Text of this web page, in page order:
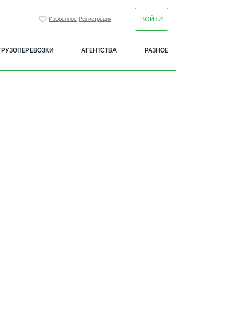
Избранное Регистрация ВОЙТИ
АГЕНТСТВА РАЗНОЕ